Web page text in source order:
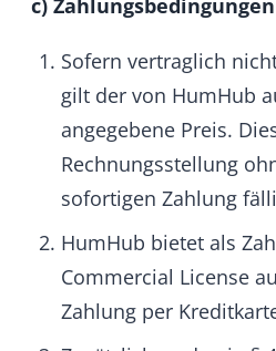
Ihren Widerruf dieses Vertrags
verwenden wir dasselbe
Sie bei der ursprünglichen
eingesetzt haben, es sei
wurde ausdrücklich etwas
in keinem Fall werden Ihnen
verlangt, dass die
der Widerrufsfrist beginnen
uns einen angemessenen
der dem Anteil der bis zu dem